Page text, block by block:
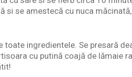
se amestecă cu nuca
toate ingredientele. Se presară
cu putină coajă de lămaie